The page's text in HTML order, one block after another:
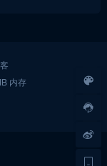
内存